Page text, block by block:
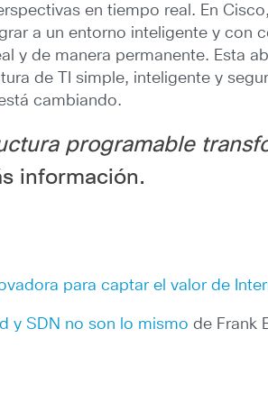
en tiempo real. En
a un entorno inteligente y con
y de manera permanente. Esta
de TI simple, inteligente y
cambiando.
programable
información.
para captar el valor de
y SDN no son lo mismo de Frank